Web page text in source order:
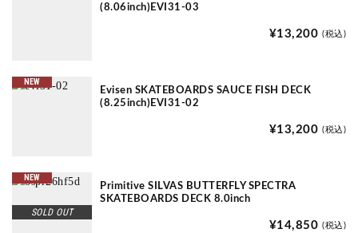
(8.06inch)EVI31-03
¥13,200 (税込)
NEW
Evisen SKATEBOARDS SAUCE FISH DECK
(8.25inch)EVI31-02
¥13,200 (税込)
NEW
SOLD OUT
Primitive SILVAS BUTTERFLY SPECTRA
SKATEBOARDS DECK 8.0inch
¥14,850 (税込)